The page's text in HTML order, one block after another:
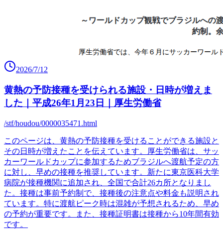
2026/7/12
黄熱の予防接種を受けられる施設・日時が増えま
した｜平成26年1月23日｜厚生労働省
/stf/houdou/0000035471.html
このページは、黄熱の予防接種を受けることができる施設と
その日時が増えたことを伝えています。厚生労働省は、サッ
カーワールドカップに参加するためブラジルへ渡航予定の方
に対し、早めの接種を推奨しています。新たに東京医科大学
病院が接種機関に追加され、全国で合計26カ所となりまし
た。接種は事前予約制で、接種後の注意点や料金も説明され
ています。特に渡航ピーク時は混雑が予想されるため、早め
の予約が重要です。また、接種証明書は接種から10年間有効
です。